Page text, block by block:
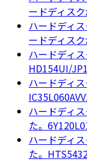
ードディス
ハードディ
ードディス
ハードディ
HD154UI/
ハードディ
ハードディ
た。
ハードディ
た。